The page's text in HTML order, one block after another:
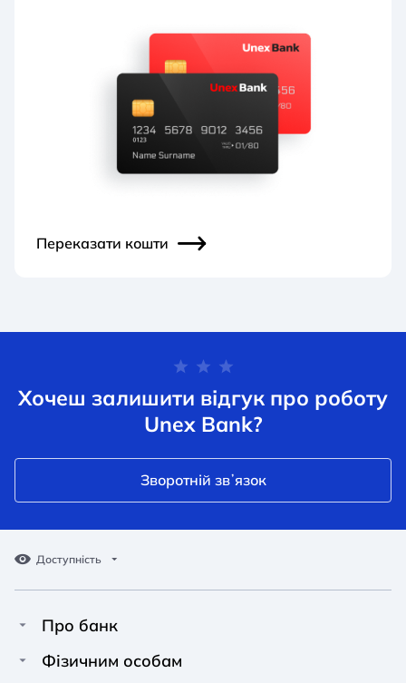
Переказати кошти
Хочеш залишити відгук про роботу
Unex Bank?
Зворотній звʼязок
Доступність
A A A A A A
Про банк
Про Unex Bank
Фізичним особам